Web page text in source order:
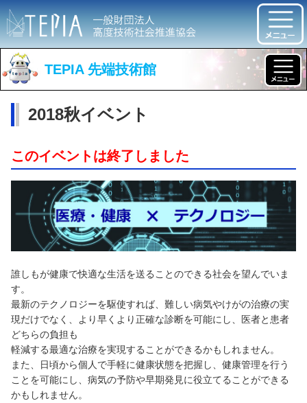
TEPIA 先端技術館
2018秋イベント
このイベントは終了しました
誰しもが健康で快適な生活を送ることのできる社会を望んでいま
す。
最新のテクノロジーを駆使すれば、難しい病気やけがの治療の実
現だけでなく、より早くより正確な診断を可能にし、医者と患者
どちらの負担も
軽減する最適な治療を実現することができるかもしれません。
また、日頃から個人で手軽に健康状態を把握し、健康管理を行う
ことを可能にし、病気の予防や早期発見に役立てることができる
かもしれません。